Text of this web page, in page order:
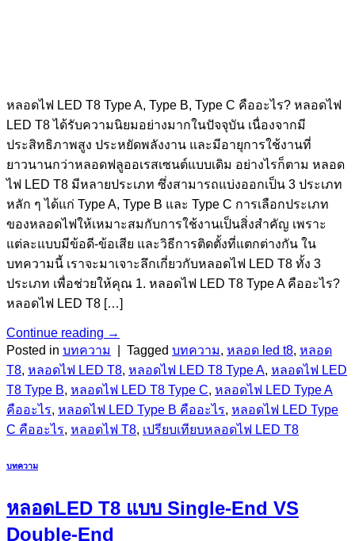
หลอดไฟ LED T8 Type A, Type B, Type C คืออะไร? หลอดไฟ
LED T8 ได้รับความนิยมอย่างมากในปัจจุบัน เนื่องจากมี
ประสิทธิภาพสูง ประหยัดพลังงาน และมีอายุการใช้งานที่
ยาวนานกว่าหลอดฟลูออเรสเซนต์แบบเดิม อย่างไรก็ตาม หลอด
ไฟ LED T8 มีหลายประเภท ซึ่งสามารถแบ่งออกเป็น 3 ประเภท
หลัก ๆ ได้แก่ Type A, Type B และ Type C การเลือกประเภท
ของหลอดไฟให้เหมาะสมกับการใช้งานเป็นสิ่งสำคัญ เพราะ
แต่ละแบบมีข้อดี-ข้อเสีย และวิธีการติดตั้งที่แตกต่างกัน ใน
บทความนี้ เราจะมาเจาะลึกเกี่ยวกับหลอดไฟ LED T8 ทั้ง 3
ประเภท เพื่อช่วยให้คุณ 1. หลอดไฟ LED T8 Type A คืออะไร?
หลอดไฟ LED T8 […]
Continue reading →
Posted in บทความ Tagged บทความ, หลอด led t8, หลอด
T8, หลอดไฟ LED T8, หลอดไฟ LED T8 Type A, หลอดไฟ LED
T8 Type B, หลอดไฟ LED T8 Type C, หลอดไฟ LED Type A
คืออะไร, หลอดไฟ LED Type B คืออะไร, หลอดไฟ LED Type
C คืออะไร, หลอดไฟ T8, เปรียบเทียบหลอดไฟ LED T8
บทความ
หลอดLED T8 แบบ Single-End VS
Double-End